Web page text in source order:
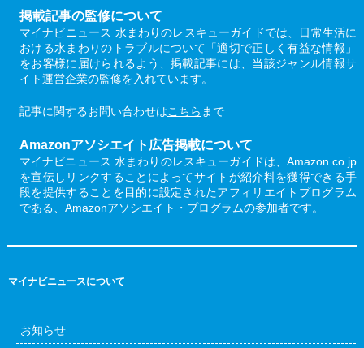
掲載記事の監修について
マイナビニュース 水まわりのレスキューガイドでは、日常生活に
おける水まわりのトラブルについて「適切で正しく有益な情報」
をお客様に届けられるよう、掲載記事には、当該ジャンル情報サ
イト運営企業の監修を入れています。
記事に関するお問い合わせはこちら まで
Amazonアソシエイト広告掲載について
マイナビニュース 水まわりのレスキューガイドは、Amazon.co.jp
を宣伝しリンクすることによってサイトが紹介料を獲得できる手
段を提供することを目的に設定されたアフィリエイトプログラム
である、Amazonアソシエイト・プログラムの参加者です。
マイナビニュースについて
お知らせ